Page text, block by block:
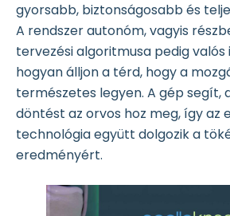
gyorsabb, biztonságosabb és
A rendszer autonóm, vagyis
tervezési algoritmusa pedig
hogyan álljon a térd, hogy a
természetes legyen. A gép segít,
döntést az orvos hoz meg, így az
technológia együtt dolgozik a
eredményért.